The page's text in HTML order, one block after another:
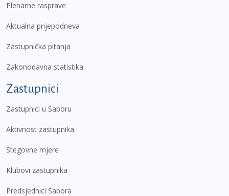
Plenarne rasprave
Aktualna prijepodneva
Zastupnička pitanja
Zakonodavna statistika
Zastupnici
Zastupnici u Saboru
Aktivnost zastupnika
Stegovne mjere
Klubovi zastupnika
Predsjednici Sabora